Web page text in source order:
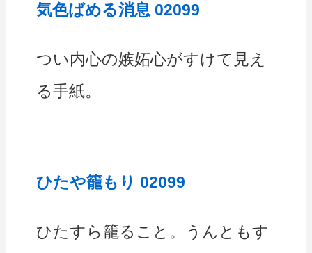
気色ばめる消息 02099
つい内心の嫉妬心がすけて見え
る手紙。
ひたや籠もり 02099
ひたすら籠ること。うんともす